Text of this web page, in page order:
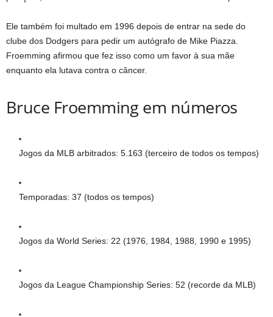
Ele também foi multado em 1996 depois de entrar na sede do
clube dos Dodgers para pedir um autógrafo de Mike Piazza.
Froemming afirmou que fez isso como um favor à sua mãe
enquanto ela lutava contra o câncer.
Bruce Froemming em números
Jogos da MLB arbitrados: 5.163 (terceiro de todos os tempos)
Temporadas: 37 (todos os tempos)
Jogos da World Series: 22 (1976, 1984, 1988, 1990 e 1995)
Jogos da League Championship Series: 52 (recorde da MLB)